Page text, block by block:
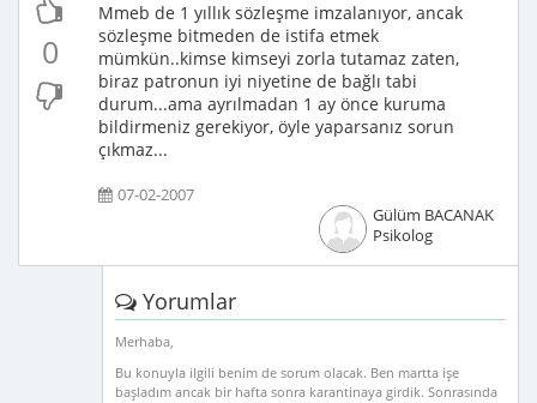
0
Mmeb de 1 yıllık sözleşme imzalanıyor, ancak
sözleşme bitmeden de istifa etmek
mümkün..kimse kimseyi zorla tutamaz zaten,
biraz patronun iyi niyetine de bağlı tabi
durum...ama ayrılmadan 1 ay önce kuruma
bildirmeniz gerekiyor, öyle yaparsanız sorun
çıkmaz...
07-02-2007
Gülüm BACANAK
Psikolog
Yorumlar
Merhaba,
Bu konuyla ilgili benim de sorum olacak. Ben martta işe
başladım ancak bir hafta sonra karantinaya girdik. Sonrasında